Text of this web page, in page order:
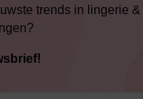
trends in lingerie &